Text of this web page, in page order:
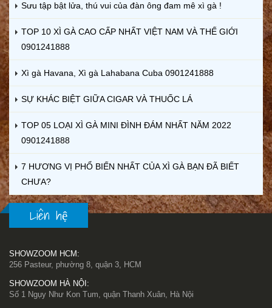
Sưu tập bật lửa, thú vui của đàn ông đam mê xì gà !
TOP 10 XÌ GÀ CAO CẤP NHẤT VIỆT NAM VÀ THẾ GIỚI
0901241888
Xì gà Havana, Xì gà Lahabana Cuba 0901241888
SỰ KHÁC BIỆT GIỮA CIGAR VÀ THUỐC LÁ
TOP 05 LOẠI XÌ GÀ MINI ĐÌNH ĐÁM NHẤT NĂM 2022
0901241888
7 HƯƠNG VỊ PHỔ BIẾN NHẤT CỦA XÌ GÀ BẠN ĐÃ BIẾT
CHƯA?
Liên hệ
SHOWZOOM HCM:
256 Pasteur, phường 8, quận 3, HCM
SHOWZOOM HÀ NỘI:
Số 1 Ngụy Như Kon Tum, quận Thanh Xuân, Hà Nội